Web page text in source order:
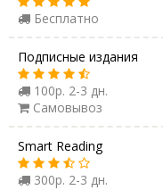
Бесплатно
Подписные издания
100р. 2-3 дн.
Самовывоз
Smart Reading
300р. 2-3 дн.